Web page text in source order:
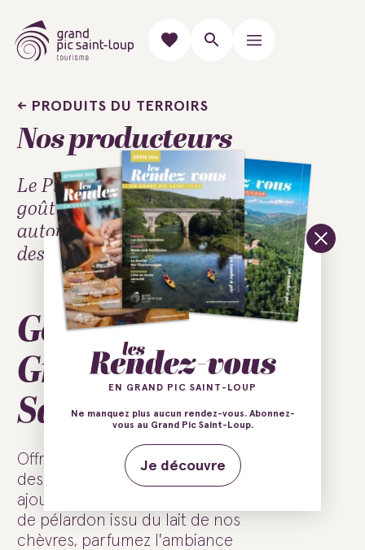
PRODUITS DU TERROIRS
Nos producteurs
Le Pic Saint-loup c'est un
goût et un savoir faire
autour de la gastronomie et
des produits du terroir.
Goûter le
Grand Pic
Saint-Loup...
Offrez-vous la douceur dorée
des miels de nos garrigues,
ajoutez une pincée embaumante
de pélardon issu du lait de nos
chèvres, parfumez l'ambiance
EN GRAND PIC SAINT-LOUP
Ne manquez plus aucun rendez-vous. Abonnez-
vous au Grand Pic Saint-Loup.
Je découvre